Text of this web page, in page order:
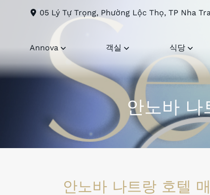
Annova 객실 식당
05 Lý Tự Trọng, Phường Lộc Thọ, TP Nha
안노바 나
안노바 나트랑 호텔